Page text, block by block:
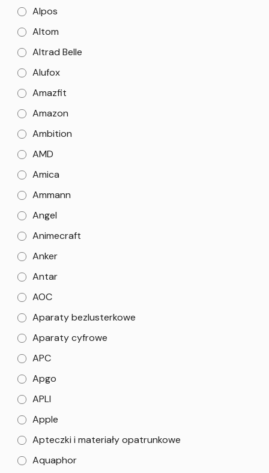
Alpos
Altom
Altrad Belle
Alufox
Amazfit
Amazon
Ambition
AMD
Amica
Ammann
Angel
Animecraft
Anker
Antar
AOC
Aparaty bezlusterkowe
Aparaty cyfrowe
APC
Apgo
APLI
Apple
Apteczki i materiały opatrunkowe
Aquaphor